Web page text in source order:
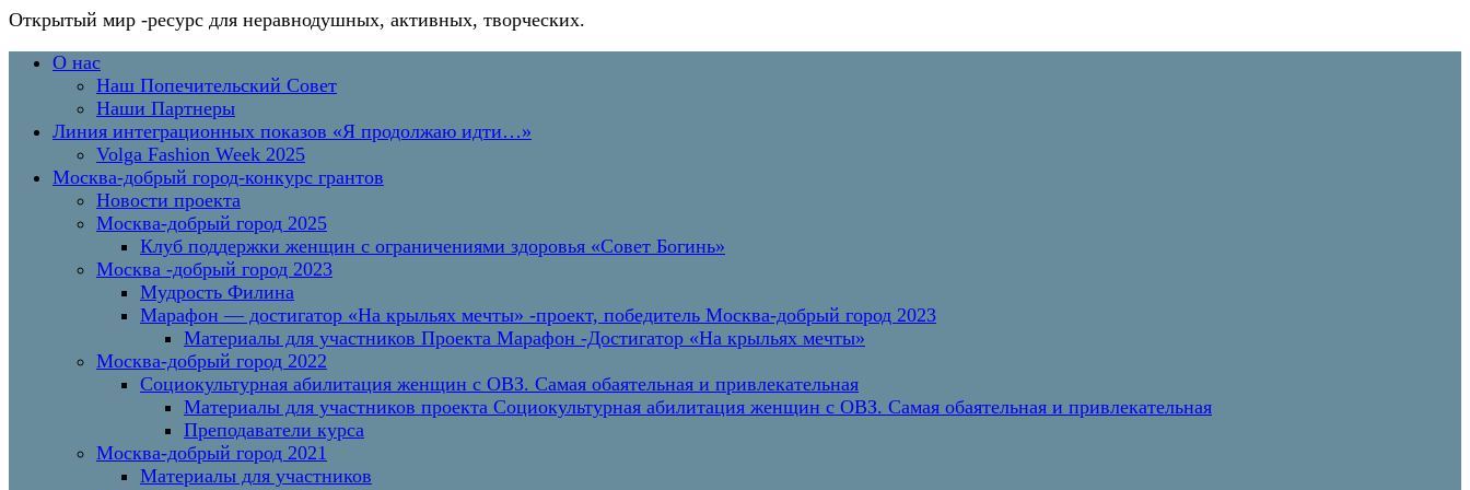
Открытый мир -ресурс для неравнодушных, активных, творческих.
Перейти
содержимому
Основное
О нас
Наш Попечительский Совет
Наши Партнеры
Линия интеграционных показов «Я продолжаю идти…»
Volga Fashion Week 2025
Москва-добрый город-конкурс грантов
Новости проекта
Москва-добрый город 2025
Клуб поддержки женщин с ограничениями здоровья «Совет Богинь»
Москва -добрый город 2023
Мудрость Филина
Марафон — достигатор «На крыльях мечты» -проект, победитель Москва-добрый город 2023
Материалы для участников Проекта Марафон -Достигатор «На крыльях мечты»
Москва-добрый город 2022
Социокультурная абилитация женщин с ОВЗ. Самая обаятельная и привлекательная
Материалы для участников проекта Социокультурная абилитация женщин с ОВЗ. Самая обаятельная и привлекательная
Преподаватели курса
Москва-добрый город 2021
Материалы для участников